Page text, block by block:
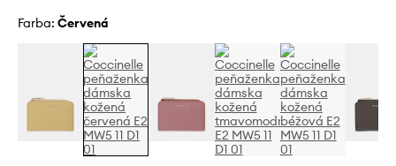
Farba: červená